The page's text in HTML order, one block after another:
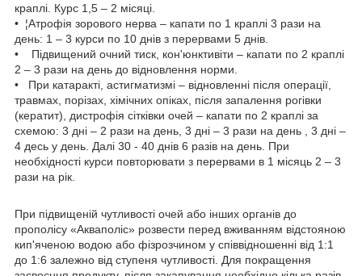
краплі. Курс 1,5 – 2 місяці.
• ¦Атрофія зорового нерва – капати по 1 краплі 3 рази на
день: 1 – 3 курси по 10 днів з перервами 5 днів.
• Підвищений очний тиск, кон'юнктивіти – капати по 2 краплі
2 – 3 рази на день до відновлення норми.
• При катаракті, астигматизмі – відновленні після операції,
травмах, порізах, хімічних опіках, після запалення рогівки
(кератит), дистрофія сітківки очей – капати по 2 краплі за
схемою: 3 дні – 2 рази на день, 3 дні – 3 рази на день , 3 дні –
4 десь у день. Далі 30 - 40 днів 6 разів на день. При
необхідності курси повторювати з перервами в 1 місяць 2 – 3
рази на рік.
При підвищеній чутливості очей або інших органів до
прополісу «Акваполіс» розвести перед вживанням відстояною
кип'яченою водою або фізрозчином у співвідношенні від 1:1
до 1:6 залежно від ступеня чутливості. Для покращення